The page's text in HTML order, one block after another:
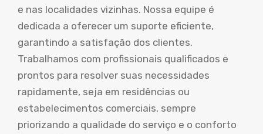
e nas localidades vizinhas. Nossa equipe é
dedicada a oferecer um suporte eficiente,
garantindo a satisfação dos clientes.
Trabalhamos com profissionais qualificados e
prontos para resolver suas necessidades
rapidamente, seja em residências ou
estabelecimentos comerciais, sempre
priorizando a qualidade do serviço e o conforto